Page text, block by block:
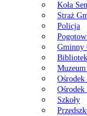
Koła
Straż
Policja
Gminny
Ośrodek
Szkoły